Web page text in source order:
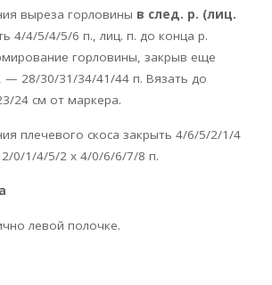
выреза горловины в след. р. (лиц.
4/4/5/4/5/6 п., лиц. п. до конца р.
горловины, закрыв еще
— 28/30/31/34/41/44 п. Вязать до
24 см от маркера.
плечевого скоса закрыть 4/6/5/2/1/4
0/1/4/5/2 х 4/0/6/6/7/8 п.
левой полочке.